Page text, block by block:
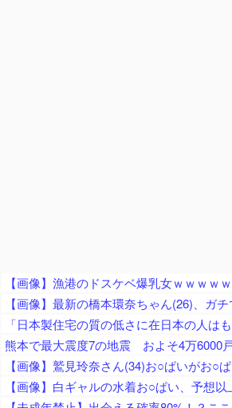
【画像】漁港のドスケベ爆乳女ｗｗｗｗ